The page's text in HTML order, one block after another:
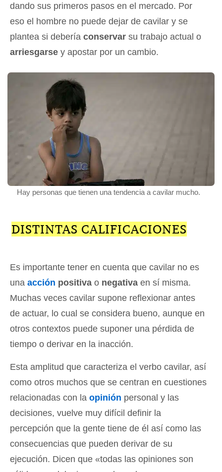
dando sus primeros pasos en el mercado. Por
eso el hombre no puede dejar de cavilar y se
plantea si debería conservar su trabajo actual o
arriesgarse y apostar por un cambio.
Hay personas que tienen una tendencia a cavilar mucho.
DISTINTAS CALIFICACIONES
Es importante tener en cuenta que cavilar no es
una acción positiva o negativa en sí misma.
Muchas veces cavilar supone reflexionar antes
de actuar, lo cual se considera bueno, aunque en
otros contextos puede suponer una pérdida de
tiempo o derivar en la inacción.
Esta amplitud que caracteriza el verbo cavilar, así
como otros muchos que se centran en cuestiones
relacionadas con la opinión personal y las
decisiones, vuelve muy difícil definir la
percepción que la gente tiene de él así como las
consecuencias que pueden derivar de su
ejecución. Dicen que «todas las opiniones son